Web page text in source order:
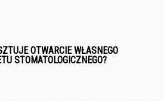
OTWARCIE WŁASNEGO
STOMATOLOGICZNEGO?